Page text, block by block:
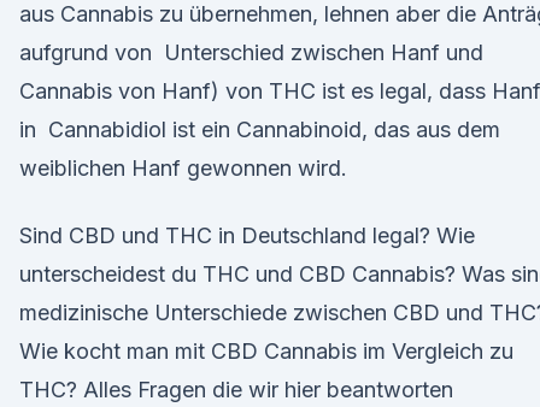
aus Cannabis zu übernehmen, lehnen aber die
aufgrund von Unterschied zwischen Hanf und
Cannabis von Hanf) von THC ist es legal, dass Hanf
in Cannabidiol ist ein Cannabinoid, das aus dem
weiblichen Hanf gewonnen wird.
Sind CBD und THC in Deutschland legal? Wie
unterscheidest du THC und CBD Cannabis? Was
medizinische Unterschiede zwischen CBD und
Wie kocht man mit CBD Cannabis im Vergleich zu
THC? Alles Fragen die wir hier beantworten